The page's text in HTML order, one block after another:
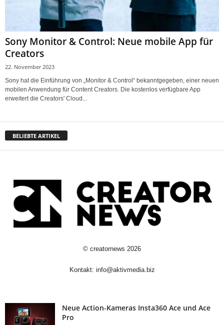
Sony Monitor & Control: Neue mobile App für
Creators
22. November 2023
Sony hat die Einführung von „Monitor & Control“ bekanntgegeben, einer neuen
mobilen Anwendung für Content Creators. Die kostenlos verfügbare App
erweitert die Creators' Cloud...
BELIEBTE ARTIKEL
© creatornews 2026
Kontakt: info@aktivmedia.biz
Neue Action-Kameras Insta360 Ace und Ace
Pro